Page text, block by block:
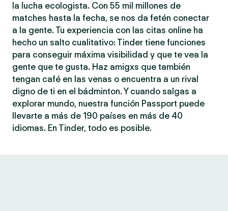
la lucha ecologista. Con 55 mil millones de
matches hasta la fecha, se nos da fetén conectar
a la gente. Tu experiencia con las citas online ha
hecho un salto cualitativo: Tinder tiene funciones
para conseguir máxima visibilidad y que te vea la
gente que te gusta. Haz amigxs que también
tengan café en las venas o encuentra a un rival
digno de ti en el bádminton. Y cuando salgas a
explorar mundo, nuestra función Passport puede
llevarte a más de 190 países en más de 40
idiomas. En Tinder, todo es posible.